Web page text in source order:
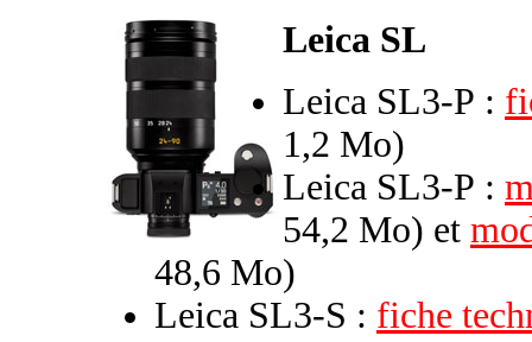
Leica SL
Leica SL3-P :
1,2 Mo)
Leica SL3-P :
54,2 Mo) et
48,6 Mo)
Leica SL3-S : fiche